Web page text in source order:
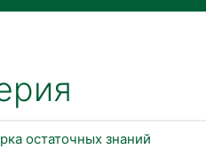
остаточных знаний